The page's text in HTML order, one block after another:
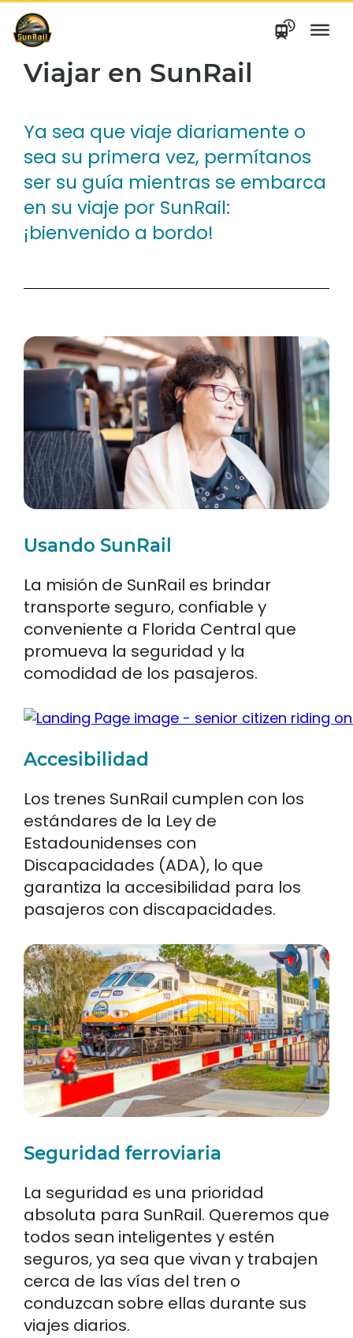
saltar
contenido
Viajar en SunRail
Ya sea que viaje diariamente o
sea su primera vez, permítanos
ser su guía mientras se embarca
en su viaje por SunRail:
¡bienvenido a bordo!
Usando SunRail
La misión de SunRail es brindar
transporte seguro, confiable y
conveniente a Florida Central que
promueva la seguridad y la
comodidad de los pasajeros.
Accesibilidad
Los trenes SunRail cumplen con los
estándares de la Ley de
Estadounidenses con
Discapacidades (ADA), lo que
garantiza la accesibilidad para los
pasajeros con discapacidades.
Seguridad ferroviaria
La seguridad es una prioridad
absoluta para SunRail. Queremos que
todos sean inteligentes y estén
seguros, ya sea que vivan y trabajen
cerca de las vías del tren o
conduzcan sobre ellas durante sus
viajes diarios.